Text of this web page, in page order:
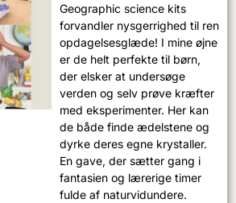
Geographic science kits
forvandler nysgerrighed til ren
opdagelsesglæde! I mine øjne
er de helt perfekte til børn,
der elsker at undersøge
verden og selv prøve kræfter
med eksperimenter. Her kan
de både finde ædelstene og
dyrke deres egne krystaller.
En gave, der sætter gang i
fantasien og lærerige timer
fulde af naturvidundere.